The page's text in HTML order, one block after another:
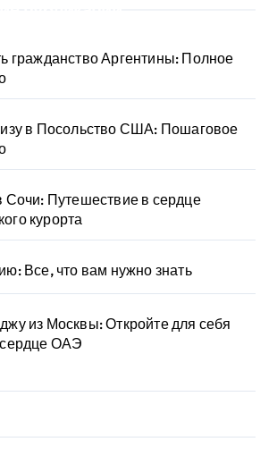
гражданство Аргентины: Полное
в Посольство США: Пошаговое
Сочи: Путешествие в сердце
курорта
Все, что вам нужно знать
из Москвы: Откройте для себя
сердце ОАЭ